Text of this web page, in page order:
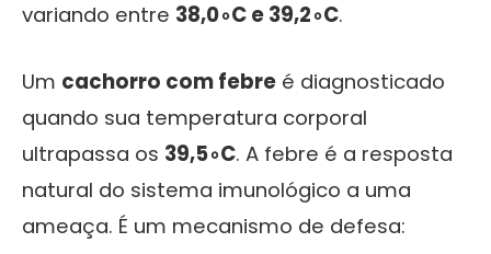
variando entre 38,0∘C e 39,2∘C.
Um cachorro com febre é diagnosticado
quando sua temperatura corporal
ultrapassa os 39,5∘C. A febre é a resposta
natural do sistema imunológico a uma
ameaça. É um mecanismo de defesa: